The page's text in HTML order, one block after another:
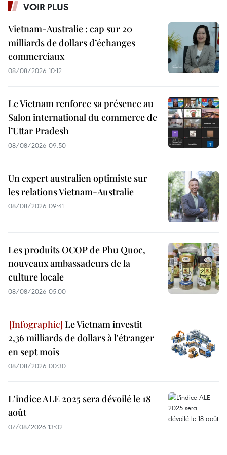
VOIR PLUS
Vietnam-Australie : cap sur 20
milliards de dollars d’échanges
commerciaux
08/08/2026 10:12
Le Vietnam renforce sa présence au
Salon international du commerce de
l’Uttar Pradesh
08/08/2026 09:50
Un expert australien optimiste sur
les relations Vietnam-Australie
08/08/2026 09:41
Les produits OCOP de Phu Quoc,
nouveaux ambassadeurs de la
culture locale
08/08/2026 05:00
Le Vietnam investit
2,36 milliards de dollars à l'étranger
en sept mois
08/08/2026 00:30
L'indice ALE 2025 sera dévoilé le 18
août
07/08/2026 13:02